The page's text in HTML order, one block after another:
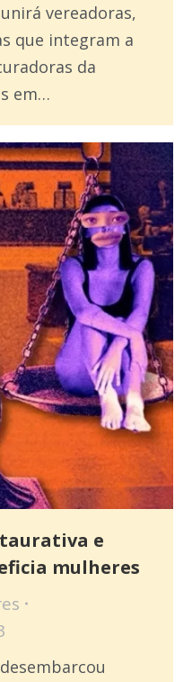
vereadoras,
que integram a
da
em…
e
mulheres